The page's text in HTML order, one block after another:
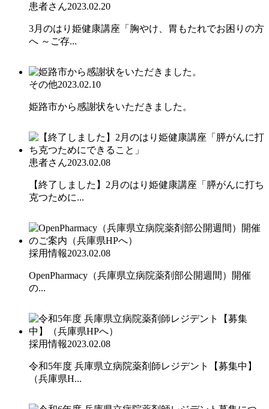
患者さん2023.02.20
3月のはり姫健康講座「胸やけ、胃もたれでお困りの方
へ ～ご存...
その他2023.02.10
姫路市から感謝状をいただきました。
患者さん2023.02.08
【終了しました】2月のはり姫健康講座「膵がんに打ち
克つために...
採用情報2023.02.08
OpenPharmacy（兵庫県立病院薬剤部公開週間）開催
の...
採用情報2023.02.08
令和5年度 兵庫県立病院薬剤師レジデント【募集中】
（兵庫県H...